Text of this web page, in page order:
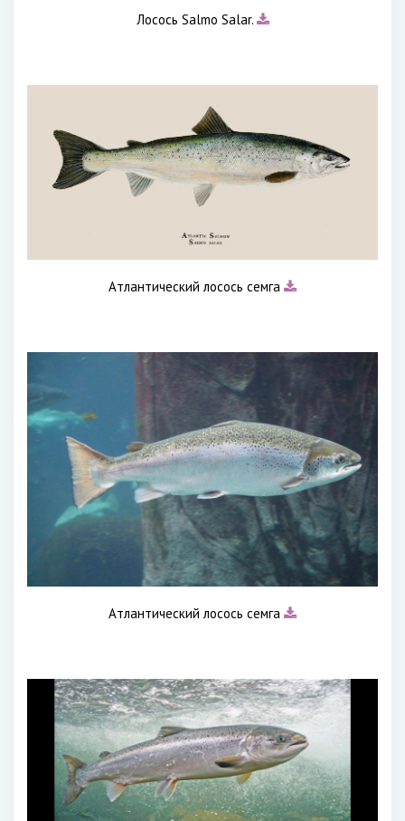
Лосось Salmo Salar.
Атлантический лосось семга
Атлантический лосось семга